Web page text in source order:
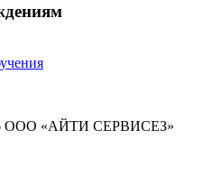
ООО «АЙТИ СЕРВИСЕЗ»